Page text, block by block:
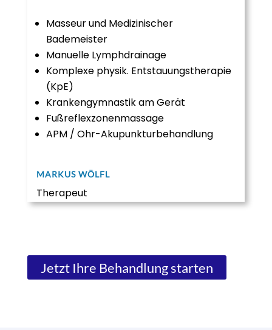
Masseur und Medizinischer
Bademeister
Manuelle Lymphdrainage
Komplexe physik. Entstauungstherapie
(KpE)
Krankengymnastik am Gerät
Fußreflexzonenmassage
APM / Ohr-Akupunkturbehandlung
MARKUS WÖLFL​
Therapeut
Jetzt Ihre Behandlung starten